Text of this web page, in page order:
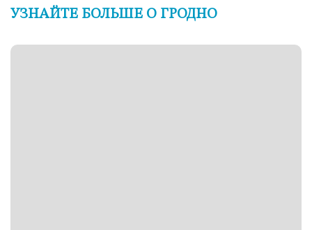
УЗНАЙТЕ БОЛЬШЕ О ГРОДНО